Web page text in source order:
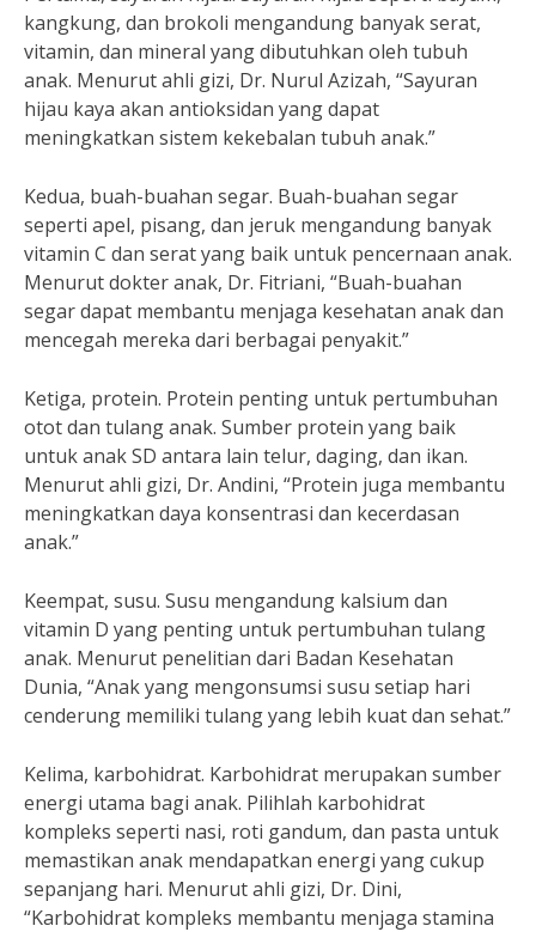
kangkung, dan brokoli mengandung banyak serat,
vitamin, dan mineral yang dibutuhkan oleh tubuh
anak. Menurut ahli gizi, Dr. Nurul Azizah, “Sayuran
hijau kaya akan antioksidan yang dapat
meningkatkan sistem kekebalan tubuh anak.”
Kedua, buah-buahan segar. Buah-buahan segar
seperti apel, pisang, dan jeruk mengandung banyak
vitamin C dan serat yang baik untuk pencernaan anak.
Menurut dokter anak, Dr. Fitriani, “Buah-buahan
segar dapat membantu menjaga kesehatan anak dan
mencegah mereka dari berbagai penyakit.”
Ketiga, protein. Protein penting untuk pertumbuhan
otot dan tulang anak. Sumber protein yang baik
untuk anak SD antara lain telur, daging, dan ikan.
Menurut ahli gizi, Dr. Andini, “Protein juga membantu
meningkatkan daya konsentrasi dan kecerdasan
anak.”
Keempat, susu. Susu mengandung kalsium dan
vitamin D yang penting untuk pertumbuhan tulang
anak. Menurut penelitian dari Badan Kesehatan
Dunia, “Anak yang mengonsumsi susu setiap hari
cenderung memiliki tulang yang lebih kuat dan sehat.”
Kelima, karbohidrat. Karbohidrat merupakan sumber
energi utama bagi anak. Pilihlah karbohidrat
kompleks seperti nasi, roti gandum, dan pasta untuk
memastikan anak mendapatkan energi yang cukup
sepanjang hari. Menurut ahli gizi, Dr. Dini,
“Karbohidrat kompleks membantu menjaga stamina